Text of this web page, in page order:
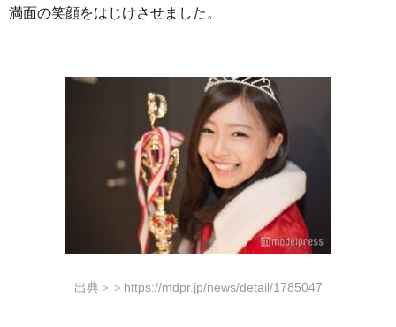
満面の笑顔をはじけさせました。
出典＞＞https://mdpr.jp/news/detail/1785047